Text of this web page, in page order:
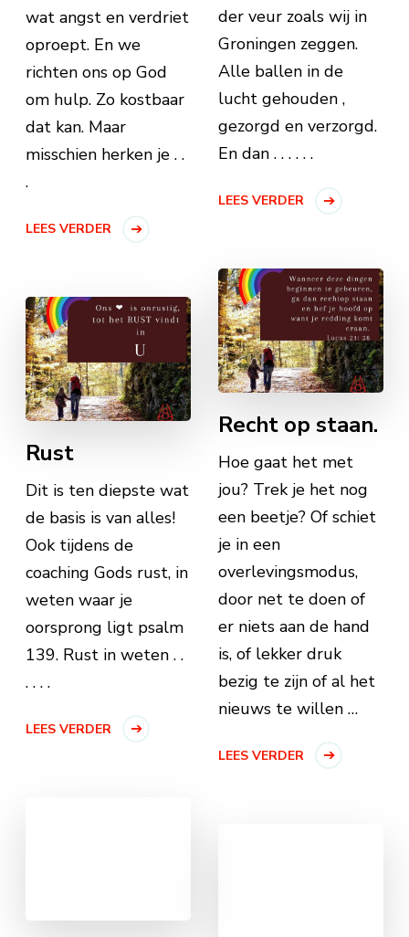
der veur zoals wij in
Groningen zeggen.
Alle ballen in de
lucht gehouden ,
gezorgd en verzorgd.
En dan . . . . . .
LEES VERDER
wat angst en verdriet
oproept. En we
richten ons op God
om hulp. Zo kostbaar
dat kan. Maar
misschien herken je . .
.
LEES VERDER
Recht op staan.
Hoe gaat het met
jou? Trek je het nog
een beetje? Of schiet
je in een
overlevingsmodus,
door net te doen of
er niets aan de hand
is, of lekker druk
bezig te zijn of al het
nieuws te willen …
LEES VERDER
Rust
Dit is ten diepste wat
de basis is van alles!
Ook tijdens de
coaching Gods rust, in
weten waar je
oorsprong ligt psalm
139. Rust in weten . .
. . . .
LEES VERDER